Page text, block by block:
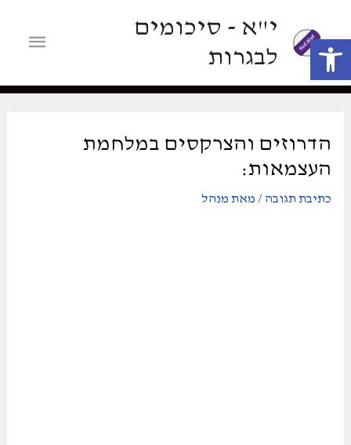
י"א - סיכומים
לבגרות
הדרוזים והצרקסים במלחמת
העצמאות:
כתיבת תגובה / מאת מנהל
פתח סרגל נגישות